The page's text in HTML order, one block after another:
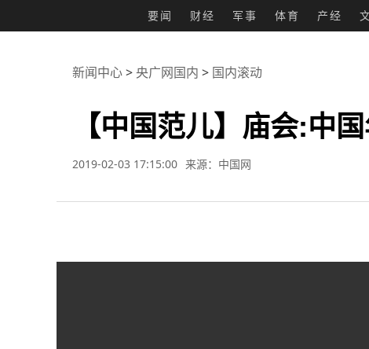
要闻 财经 军事 体育 产经
新闻中心>央广网国内 > 国内滚动
【中国范儿】庙会:中
2019-02-03 17:15:00 来源：中国网